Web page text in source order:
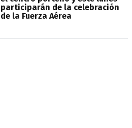
participarán de la celebración
de la Fuerza Aérea